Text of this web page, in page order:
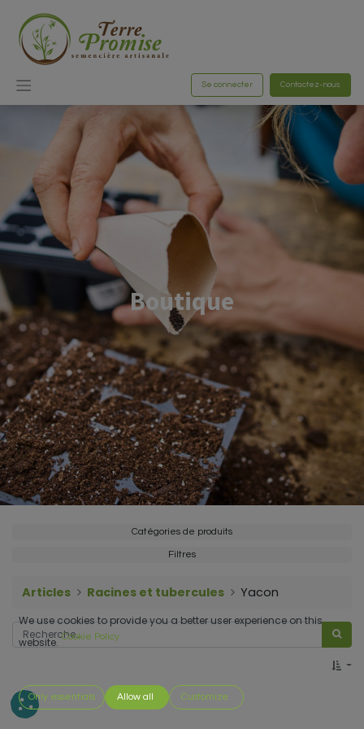
Se connecter Contactez-nous
Boutique
Catégories de produits
Filtres
Articles Racines et tubercules Yacon
We use cookies to provide you a better user experience on this
website. Cookie Policy
Only essentials Allow all Customize